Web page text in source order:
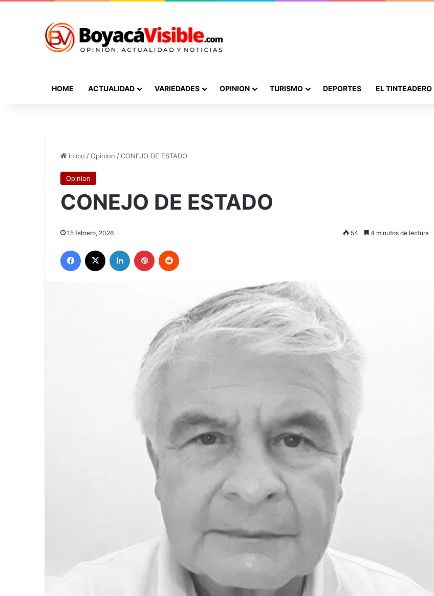
HOME ACTUALIDAD VARIEDADES OPINION TURISMO DEPORTES EL TINTEADERO
Inicio /Opinion /CONEJO DE ESTADO
Opinion
CONEJO DE ESTADO
15 febrero, 2026 54 4 minutos de lectura
Facebook LinkedIn Pinterest